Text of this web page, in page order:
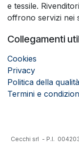
e tessile.
offrono servizi nei
Collegamenti
Cookies
Privacy
Politica della qualità
Termini e
Cecchi srl - P.I.